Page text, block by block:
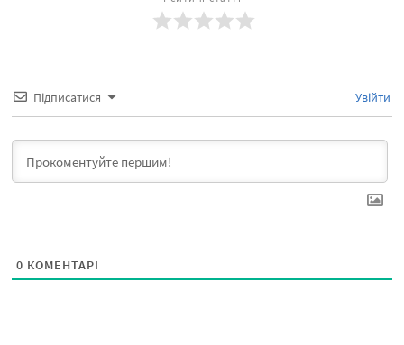
Підписатися Увійти
0 КОМЕНТАРІ